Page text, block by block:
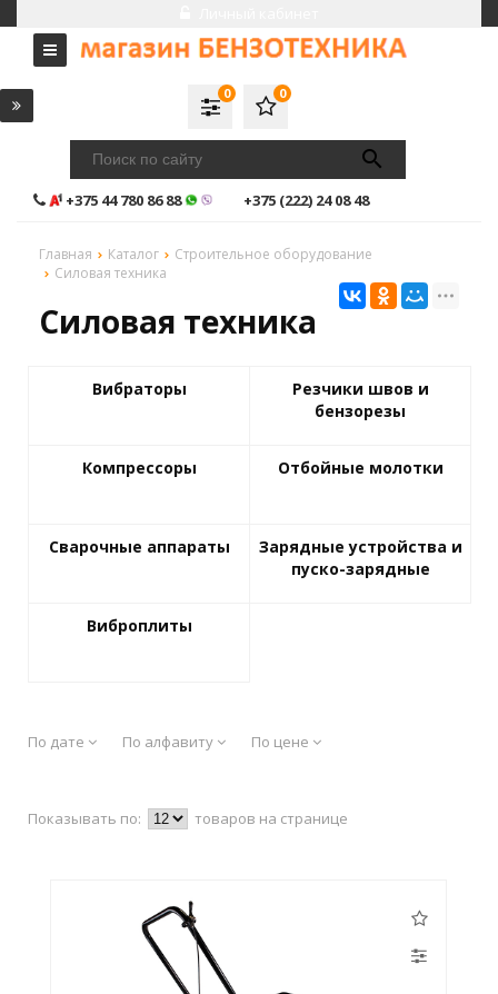
0
0
+375 44 780 86 88 +375 (222) 24 08 48
Главная Каталог
Строительное оборудование
Силовая техника
Силовая техника
Вибраторы
Резчики швов и
бензорезы
Компрессоры Отбойные молотки
Сварочные аппараты
Зарядные устройства и
пуско-зарядные
Виброплиты
По дате По алфавиту По цене
Показывать по: товаров на странице